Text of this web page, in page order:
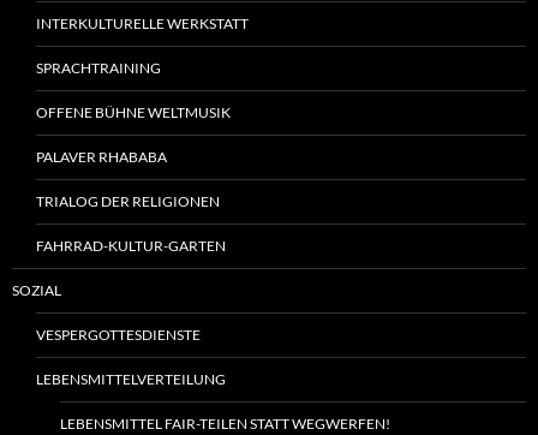
INTERKULTURELLE WERKSTATT
SPRACHTRAINING
OFFENE BÜHNE WELTMUSIK
PALAVER RHABABA
TRIALOG DER RELIGIONEN
FAHRRAD-KULTUR-GARTEN
SOZIAL
VESPERGOTTESDIENSTE
LEBENSMITTELVERTEILUNG
LEBENSMITTEL FAIR-TEILEN STATT WEGWERFEN!